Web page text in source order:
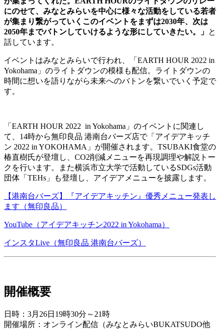
にのせて、みなとみらいを中心に様々な活動をしている若者
が集まり繋がっていくこのイベントをまずは2030年、次は
2050年までバトンしていけるような形にしていきたい。」 と
話しています。
イベントはみなとみらいで行われ、「EARTH HOUR 2022 in
Yokohama」のライトダウンの模様も配信。ライトダウンの
時間に想いを語りながら未来へのバトンを繋いでいく予定で
す。
「EARTH HOUR 2022 in Yokohama」のイベントに関連し
て、14時から無印良品 港南台バーズ店で「アイデアキッチ
ン 2022 in YOKOHAMA」が開催されます。TSUBAKI食堂の
椿直樹氏が登壇し、CO2削減メニューを再現調理や解説トー
クを行います。また横浜市立大学で活動しているSDGs活動
団体「TEHs」も登壇し、アイデアメニューを披露します。
【港南台バーズ】『アイデアキッチン』優秀メニュー発表し
ます（無印良品）
YouTube（アイデアキッチン2022 in Yokohama）
インスタLive（無印良品 港南台バーズ）
開催概要
日時：3月26日19時30分～21時
開催場所：オンライン配信（みなとみらいBUKATSUDO他